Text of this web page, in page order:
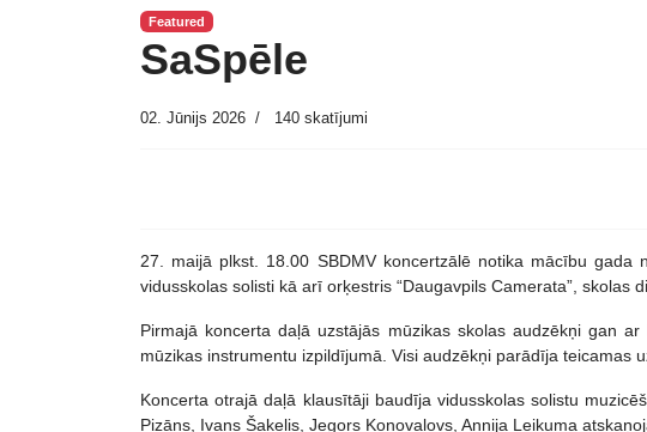
Featured
SaSpēle
02. Jūnijs 2026 140 skatījumi
27. maijā plkst. 18.00 SBDMV koncertzālē notika mācību gada
vidusskolas solisti kā arī orķestris “Daugavpils Camerata”, skolas
Pirmajā koncerta daļā uzstājās mūzikas skolas audzēkņi gan
mūzikas instrumentu izpildījumā. Visi audzēkņi parādīja teicamas
Koncerta otrajā daļā klausītāji baudīja vidusskolas solistu
Pizāns, Ivans Šakelis, Jegors Konovalovs, Annija Leikuma